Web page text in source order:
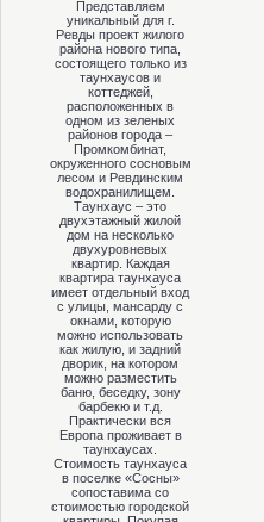
Представляем
уникальный для г.
Ревды проект жилого
района нового типа,
состоящего только из
таунхаусов и
коттеджей,
расположенных в
одном из зеленых
районов города –
Промкомбинат,
окруженного сосновым
лесом и Ревдинским
водохранилищем.
Таунхаус – это
двухэтажный жилой
дом на несколько
двухуровневых
квартир. Каждая
квартира таунхауса
имеет отдельный вход
с улицы, мансарду с
окнами, которую
можно использовать
как жилую, и задний
дворик, на котором
можно разместить
баню, беседку, зону
барбекю и т.д.
Практически вся
Европа проживает в
таунхаусах.
Стоимость таунхауса
в поселке «Сосны»
сопоставима со
стоимостью городской